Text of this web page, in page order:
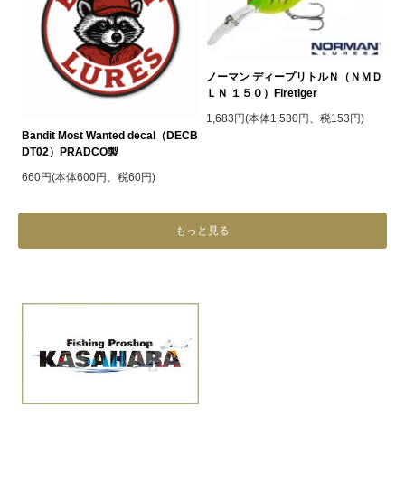
Bandit Most Wanted decal（DECB
DT02）PRADCO製
660円(本体600円、税60円)
ノーマン ディープリトルＮ（ＮＭＤ
ＬＮ １５０）Firetiger
1,683円(本体1,530円、税153円)
もっと見る